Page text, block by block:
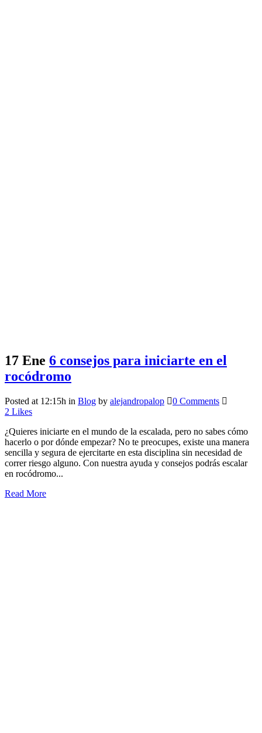
17 Ene 6 consejos para iniciarte en el
rocódromo
Posted at 12:15h in Blog by alejandropalop
0 Comments
2 Likes
¿Quieres iniciarte en el mundo de la escalada, pero no sabes cómo
hacerlo o por dónde empezar? No te preocupes, existe una manera
sencilla y segura de ejercitarte en esta disciplina sin necesidad de
correr riesgo alguno. Con nuestra ayuda y consejos podrás escalar
en rocódromo...
Read More